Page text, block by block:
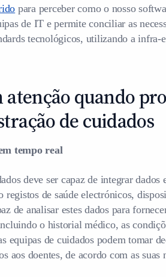
para perceber como o nosso
de IT e permite conciliar as
tecnológicos, utilizando a infra-
atenção quando
de cuidados
tempo real
deve ser capaz de integrar dados
registos de saúde electrónicos,
de analisar estes dados para
o historial médico, as
equipas de cuidados podem tomar
aos doentes, de acordo com as suas